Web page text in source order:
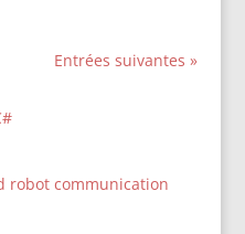
Entrées suivantes »
robot communication